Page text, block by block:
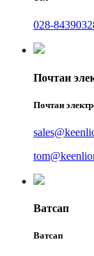
028-
Почтаи
Почтаи
Ватсап
Ватсап